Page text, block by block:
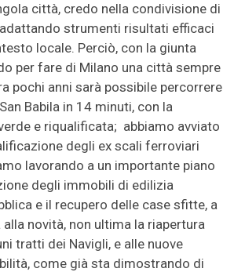
città, credo nella condivisione di
strumenti risultati efficaci
locale. Perciò, con la giunta
per fare di Milano una città sempre
pochi anni sarà possibile percorrere
Babila in 14 minuti, con la
e riqualificata; abbiamo avviato
degli ex scali ferroviari
lavorando a un importante piano
degli immobili di edilizia
e il recupero delle case sfitte, a
novità, non ultima la riapertura
tratti dei Navigli, e alle nuove
come già sta dimostrando di